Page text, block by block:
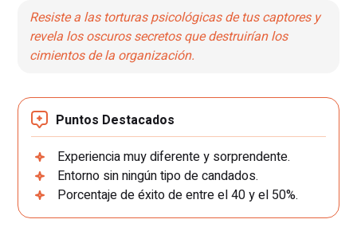
Resiste a las torturas psicológicas de tus captores y
revela los oscuros secretos que destruirían los
cimientos de la organización.
Puntos Destacados
Experiencia muy diferente y sorprendente.
Entorno sin ningún tipo de candados.
Porcentaje de éxito de entre el 40 y el 50%.